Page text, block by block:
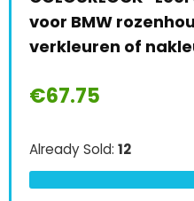
voor BMW
verkleuren of
€67.75
Already Sold: 12